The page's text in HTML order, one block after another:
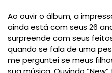
Ao ouvir o álbum, a
ainda está com seus 26
surpreende com seus
quando se fala de uma
me perguntei se meus